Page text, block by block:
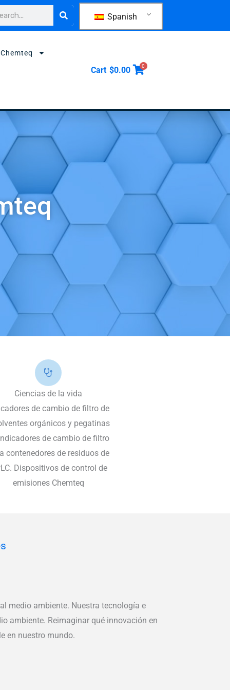
Spanish
Cart $0.00 0
Ciencias de la vida
de cambio de filtro de
orgánicos y pegatinas
de cambio de filtro
contenedores de residuos de
Dispositivos de control de
emisiones Chemteq
medio ambiente. Nuestra tecnología e
ambiente. Reimaginar qué innovación en
en nuestro mundo.